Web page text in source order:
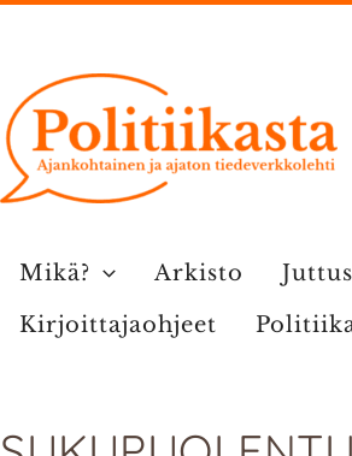
Mikä? Arkisto
Kirjoittajaohjeet